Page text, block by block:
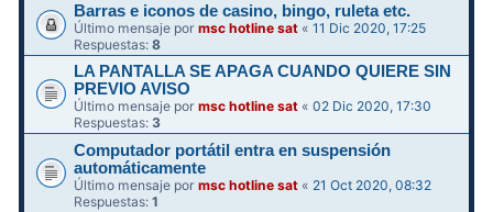
Barras e iconos de casino, bingo, ruleta etc.
Último mensaje pormsc hotline sat «11 Dic 2020, 17:25
Respuestas:8
LA PANTALLA SE APAGA CUANDO QUIERE SIN
PREVIO AVISO
Último mensaje pormsc hotline sat «02 Dic 2020, 17:30
Respuestas:3
Computador portátil entra en suspensión
automáticamente
Último mensaje pormsc hotline sat « 21 Oct 2020, 08:32
Respuestas:1